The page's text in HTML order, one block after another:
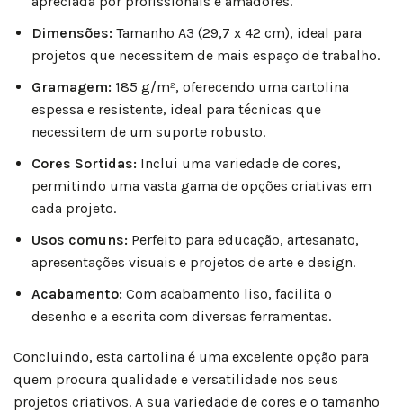
Dimensões: Tamanho A3 (29,7 x 42 cm), ideal para
projetos que necessitem de mais espaço de trabalho.
Gramagem: 185 g/m², oferecendo uma cartolina
espessa e resistente, ideal para técnicas que
necessitem de um suporte robusto.
Cores Sortidas: Inclui uma variedade de cores,
permitindo uma vasta gama de opções criativas em
cada projeto.
Usos comuns: Perfeito para educação, artesanato,
apresentações visuais e projetos de arte e design.
Acabamento: Com acabamento liso, facilita o
desenho e a escrita com diversas ferramentas.
Concluindo, esta cartolina é uma excelente opção para
quem procura qualidade e versatilidade nos seus
projetos criativos. A sua variedade de cores e o tamanho